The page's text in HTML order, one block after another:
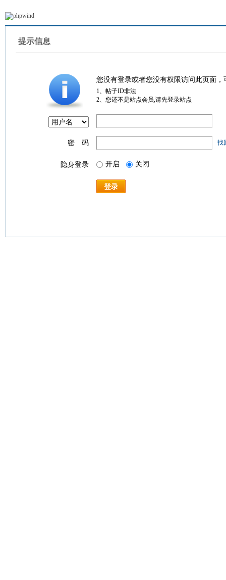
提示信息
您没有登录或者您没有权限访问此页面
1、帖子ID非法
2、您还不是站点会员,请先登录站点
密 码 找
隐身登录 开启 关闭
登录